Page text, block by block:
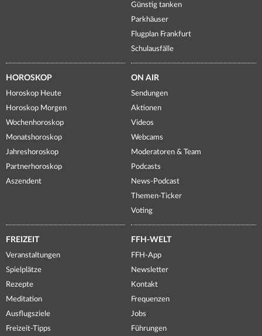
Günstig tanken
Parkhäuser
Flugplan Frankfurt
Schulausfälle
HOROSKOP
Horoskop Heute
Horoskop Morgen
Wochenhoroskop
Monatshoroskop
Jahreshoroskop
Partnerhoroskop
Aszendent
ON AIR
Sendungen
Aktionen
Videos
Webcams
Moderatoren & Team
Podcasts
News-Podcast
Themen-Ticker
Voting
FREIZEIT
Veranstaltungen
Spielplätze
Rezepte
Meditation
Ausflugsziele
Freizeit-Tipps
FFH-WELT
FFH-App
Newsletter
Kontakt
Frequenzen
Jobs
Führungen